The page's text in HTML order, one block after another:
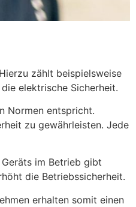
zählt beispielsweise
elektrische Sicherheit.
Normen entspricht.
zu gewährleisten. Jede
im Betrieb gibt
die Betriebssicherheit.
erhalten somit einen